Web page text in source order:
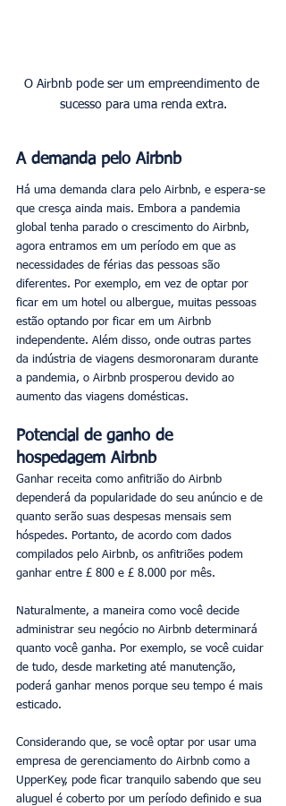
O Airbnb pode ser um empreendimento de
sucesso para uma renda extra.
A demanda pelo Airbnb
Há uma demanda clara pelo Airbnb, e espera-se
que cresça ainda mais. Embora a pandemia
global tenha parado o crescimento do Airbnb,
agora entramos em um período em que as
necessidades de férias das pessoas são
diferentes. Por exemplo, em vez de optar por
ficar em um hotel ou albergue, muitas pessoas
estão optando por ficar em um Airbnb
independente. Além disso, onde outras partes
da indústria de viagens desmoronaram durante
a pandemia, o Airbnb prosperou devido ao
aumento das viagens domésticas.
Potencial de ganho de
hospedagem Airbnb
Ganhar receita como anfitrião do Airbnb
dependerá da popularidade do seu anúncio e de
quanto serão suas despesas mensais sem
hóspedes. Portanto, de acordo com dados
compilados pelo Airbnb, os anfitriões podem
ganhar entre £ 800 e £ 8.000 por mês.
Naturalmente, a maneira como você decide
administrar seu negócio no Airbnb determinará
quanto você ganha. Por exemplo, se você cuidar
de tudo, desde marketing até manutenção,
poderá ganhar menos porque seu tempo é mais
esticado.
Considerando que, se você optar por usar uma
empresa de gerenciamento do Airbnb como a
UpperKey, pode ficar tranquilo sabendo que seu
aluguel é coberto por um período definido e sua